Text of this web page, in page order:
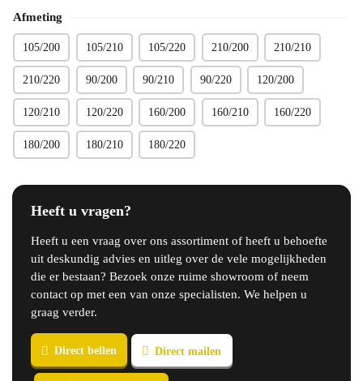
Afmeting
105/200 105/210 105/220 210/200 210/210
210/220 90/200 90/210 90/220 120/200
120/210 120/220 160/200 160/210 160/220
180/200 180/210 180/220
Heeft u vragen?
Heeft u een vraag over ons assortiment of heeft u behoefte
uit deskundig advies en uitleg over de vele mogelijkheden
die er bestaan? Bezoek onze ruime showroom of neem
contact op met een van onze specialisten. We helpen u
graag verder.